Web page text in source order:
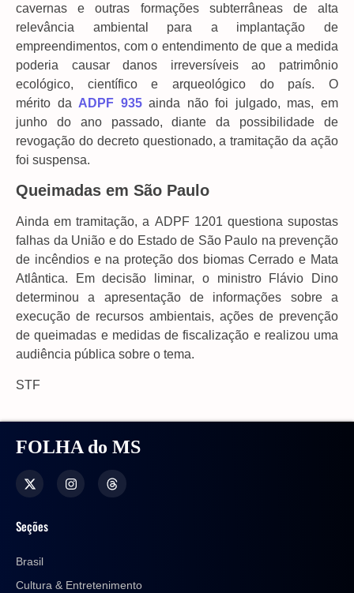
cavernas e outras formações subterrâneas de alta
relevância ambiental para a implantação de
empreendimentos, com o entendimento de que a medida
poderia causar danos irreversíveis ao patrimônio
ecológico, científico e arqueológico do país. O
mérito da ADPF 935ainda não foi julgado, mas, em
junho do ano passado, diante da possibilidade de
revogação do decreto questionado, a tramitação da ação
foi suspensa.
Queimadas em São Paulo
Ainda em tramitação, a ADPF 1201 questiona supostas
falhas da União e do Estado de São Paulo na prevenção
de incêndios e na proteção dos biomas Cerrado e Mata
Atlântica. Em decisão liminar, o ministro Flávio Dino
determinou a apresentação de informações sobre a
execução de recursos ambientais, ações de prevenção
de queimadas e medidas de fiscalização e realizou uma
audiência pública sobre o tema.
STF
FOLHA do MS
Seções
Brasil
Cultura & Entretenimento